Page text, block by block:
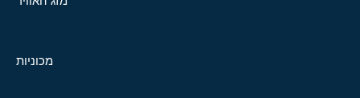
מכוניות